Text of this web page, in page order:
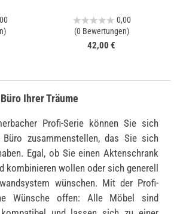
0,00
(0 Bewertungen)
42,00 €
Ihrer Träume
Profi-Serie können Sie sich
zusammenstellen, das Sie sich
Egal, ob Sie einen Aktenschrank
kombinieren wollen oder sich generell
wünschen. Mit der Profi-
Wünsche offen: Alle Möbel sind